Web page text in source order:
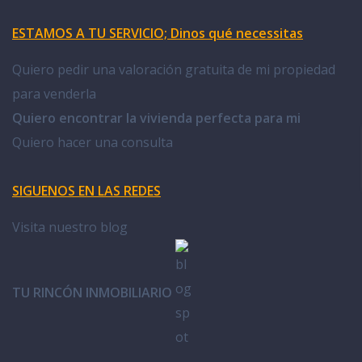
ESTAMOS A TU SERVICIO; Dinos qué necessitas
Quiero pedir una valoración gratuita de mi propiedad
para venderla
Quiero encontrar la vivienda perfecta para mi
Quiero hacer una consulta
SIGUENOS EN LAS REDES
Visita nuestro blog
TU RINCÓN INMOBILIARIO